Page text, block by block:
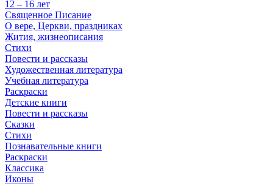
12 – 16 лет
Священное Писание
О вере, Церкви, праздниках
Жития, жизнеописания
Стихи
Повести и рассказы
Художественная литература
Учебная литература
Раскраски
Детские книги
Повести и рассказы
Сказки
Стихи
Познавательные книги
Раскраски
Классика
Иконы